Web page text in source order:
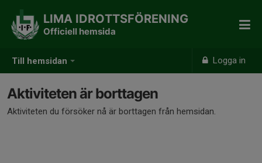
Till hemsidan Logga in
LIMA IDROTTSFÖRENING
Officiell hemsida
Aktiviteten är borttagen
Aktiviteten du försöker nå är borttagen från hemsidan.